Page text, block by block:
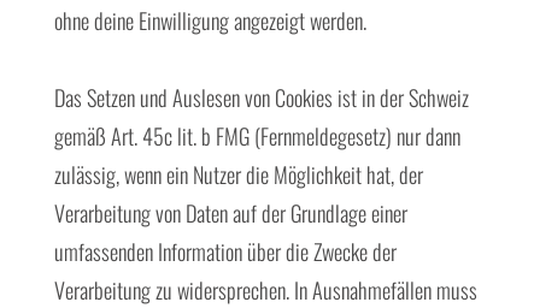
ohne deine Einwilligung angezeigt werden.
Das Setzen und Auslesen von Cookies ist in der Schweiz
gemäß Art. 45c lit. b FMG (Fernmeldegesetz) nur dann
zulässig, wenn ein Nutzer die Möglichkeit hat, der
Verarbeitung von Daten auf der Grundlage einer
umfassenden Information über die Zwecke der
Verarbeitung zu widersprechen. In Ausnahmefällen muss